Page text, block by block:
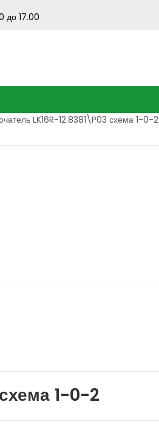
до 17.00
LK16R-12.8381\P03 схема 1-0-2
1-0-2